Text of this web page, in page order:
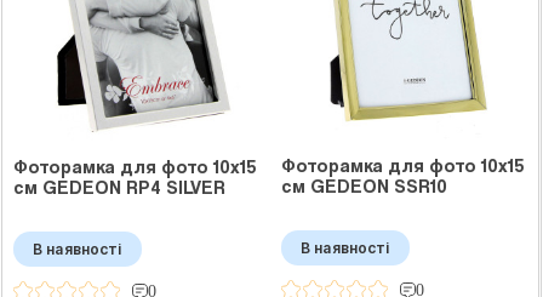
Фоторамка для фото 10x15
см GEDEON RP4 SILVER
В наявності
0
Фоторамка для фото 10x15
см GEDEON SSR10
В наявності
0